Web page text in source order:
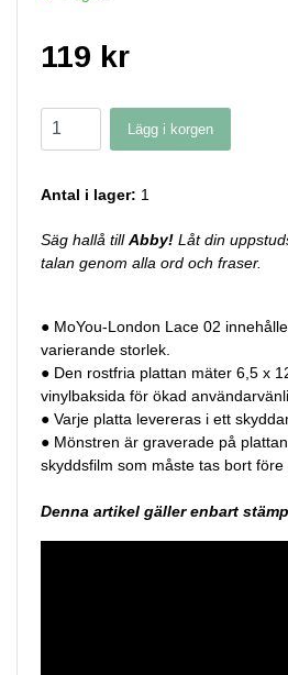
119 kr
Lägg i korgen
Antal i lager: 1
Säg hallå tillAbby! Låt din
talan genom alla ord och fraser.
● MoYou-London Lace 02
varierande storlek.
● Den rostfria plattan mäter 6,5 x
vinylbaksida för ökad
● Varje platta levereras i ett
● Mönstren är graverade på
skyddsfilm som måste tas bort före
Denna artikel gäller enbart